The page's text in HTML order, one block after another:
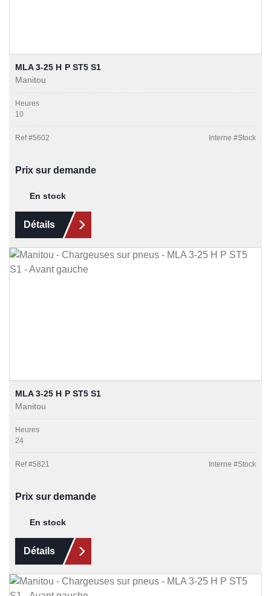
MLA 3-25 H P ST5 S1
Manitou
Heures
10
Ref #5602 Interne #Stock
Prix sur demande
En stock
Détails
MLA 3-25 H P ST5 S1
Manitou
Heures
24
Ref #5821 Interne #Stock
Prix sur demande
En stock
Détails